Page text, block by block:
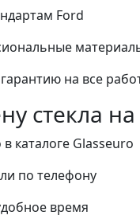
Ford
на все
стекла
каталоге Glasseuro
по телефону
время